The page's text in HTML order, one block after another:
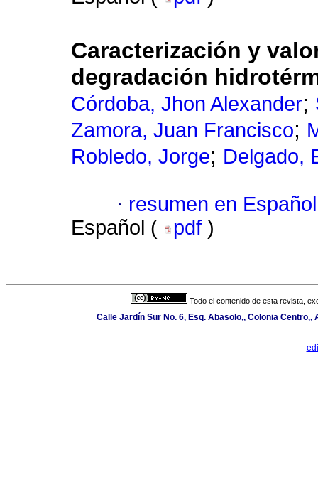
Caracterización y
degradación
Córdoba, Jhon Alexander;
Zamora, Juan Francisco;
Robledo, Jorge; Delgado,
· resumen en Español
Español (
pdf )
Todo el contenido de esta revista,
Calle Jardín Sur No. 6, Esq. Abasolo,, Colonia Centro,,